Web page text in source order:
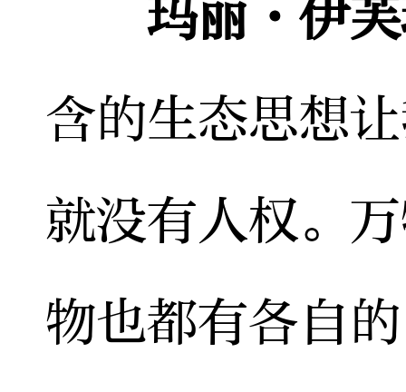
玛丽·伊
含的生态思想
就没有人权。
物也都有各自